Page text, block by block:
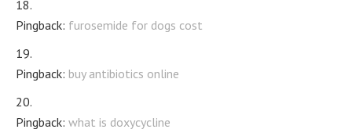
Pingback: furosemide for dogs cost
Pingback: buy antibiotics online
Pingback: what is doxycycline